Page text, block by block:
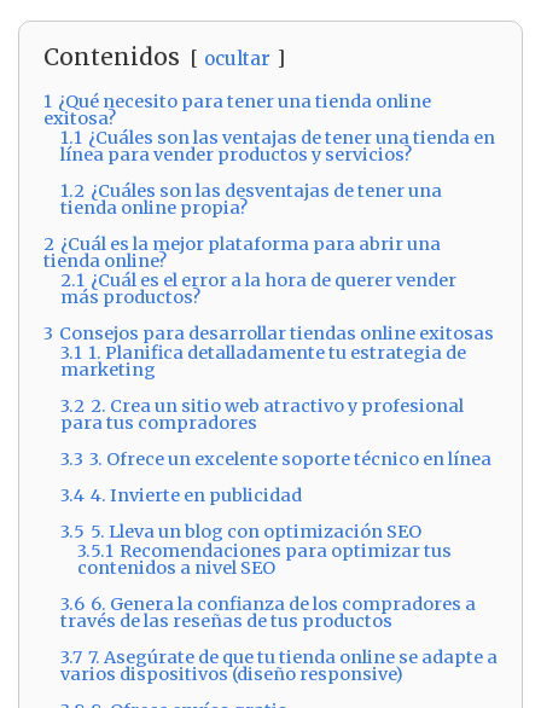
Contenidos ocultar
1 ¿Qué necesito para tener una tienda online
exitosa?
1.1 ¿Cuáles son las ventajas de tener una tienda en
línea para vender productos y servicios?
1.2 ¿Cuáles son las desventajas de tener una
tienda online propia?
2 ¿Cuál es la mejor plataforma para abrir una
tienda online?
2.1 ¿Cuál es el error a la hora de querer vender
más productos?
3 Consejos para desarrollar tiendas online exitosas
3.1 1. Planifica detalladamente tu estrategia de
marketing
3.2 2. Crea un sitio web atractivo y profesional
para tus compradores
3.3 3. Ofrece un excelente soporte técnico en línea
3.4 4. Invierte en publicidad
3.5 5. Lleva un blog con optimización SEO
3.5.1 Recomendaciones para optimizar tus
contenidos a nivel SEO
3.6 6. Genera la confianza de los compradores a
través de las reseñas de tus productos
3.7 7. Asegúrate de que tu tienda online se adapte a
varios dispositivos (diseño responsive)